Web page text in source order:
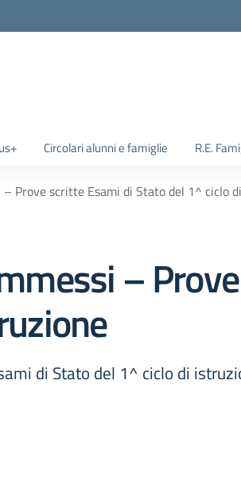
Circolari alunni e famiglie R.E.
– Prove scritte Esami di Stato del 1^ ciclo
–
di Stato del 1^ ciclo di